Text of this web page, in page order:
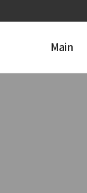
Main